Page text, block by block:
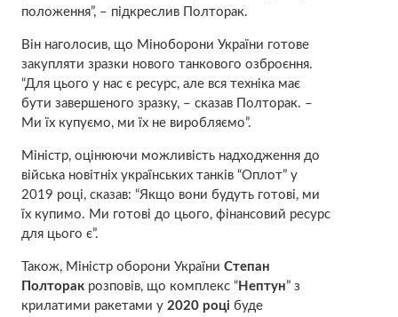
положення”, – підкреслив Полторак.
Він наголосив, що Міноборони України готове
закупляти зразки нового танкового озброєння.
“Для цього у нас є ресурс, але вся техніка має
бути завершеного зразку, – сказав Полторак. –
Ми їх купуємо, ми їх не виробляємо”.
Міністр, оцінюючи можливість надходження до
війська новітніх українських танків “Оплот” у
2019 році, сказав: “Якщо вони будуть готові, ми
їх купимо. Ми готові до цього, фінансовий ресурс
для цього є”.
Також, Міністр оборони України Степан
Полторакрозповів, що комплекс “Нептун” з
крилатими ракетами у 2020 році буде